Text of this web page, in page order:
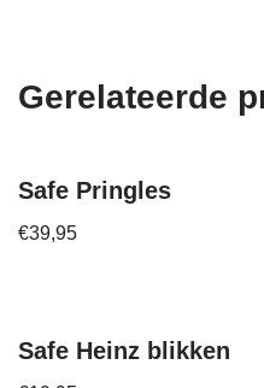
Gerelateerde
Safe Pringles
€39,95
Safe Heinz blikken